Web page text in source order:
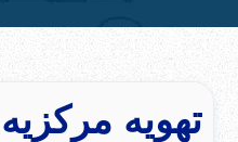
تهويه مركزيه